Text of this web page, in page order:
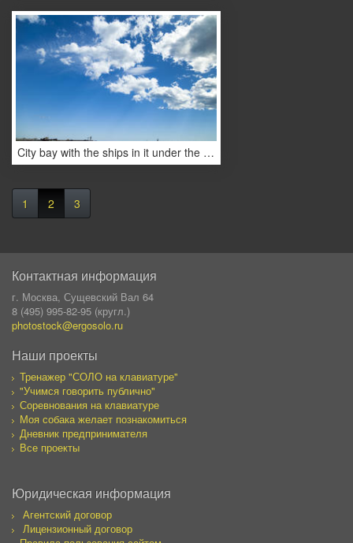
City bay with the ships in it under the blue sky and a bright sun
1 2 3
Контактная информация
г. Москва, Сущевский Вал 64
8 (495) 995-82-95 (кругл.)
photostock@ergosolo.ru
Наши проекты
Тренажер "СОЛО на клавиатуре"
"Учимся говорить публично"
Соревнования на клавиатуре
Моя собака желает познакомиться
Дневник предпринимателя
Все проекты
Юридическая информация
Агентский договор
Лицензионный договор